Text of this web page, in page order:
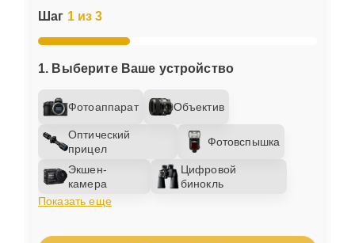
Шаг 1 из 3
1. Выберите Ваше устройство
Фотоаппарат Объектив
Оптический
прицел
Фотовспышка
Экшен-
камера
Цифровой
бинокль
Показать еще